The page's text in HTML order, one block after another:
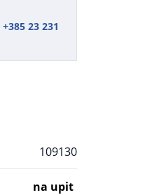
+385 23 231
109130
na upit